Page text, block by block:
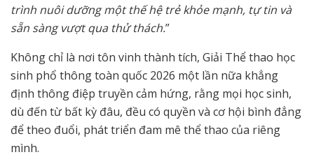
trình nuôi dưỡng một thế hệ trẻ khỏe mạnh, tự tin và
sẵn sàng vượt qua thử thách.”
Không chỉ là nơi tôn vinh thành tích, Giải Thể thao học
sinh phổ thông toàn quốc 2026 một lần nữa khẳng
định thông điệp truyền cảm hứng, rằng mọi học sinh,
dù đến từ bất kỳ đâu, đều có quyền và cơ hội bình đẳng
để theo đuổi, phát triển đam mê thể thao của riêng
mình.